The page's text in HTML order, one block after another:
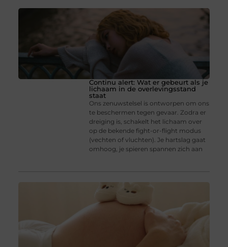
Continu alert: Wat er gebeurt als je
lichaam in de overlevingsstand
staat
Ons zenuwstelsel is ontworpen om ons
te beschermen tegen gevaar. Zodra er
dreiging is, schakelt het lichaam over
op de bekende fight-or-flight modus
(vechten of vluchten). Je hartslag gaat
omhoog, je spieren spannen zich aan